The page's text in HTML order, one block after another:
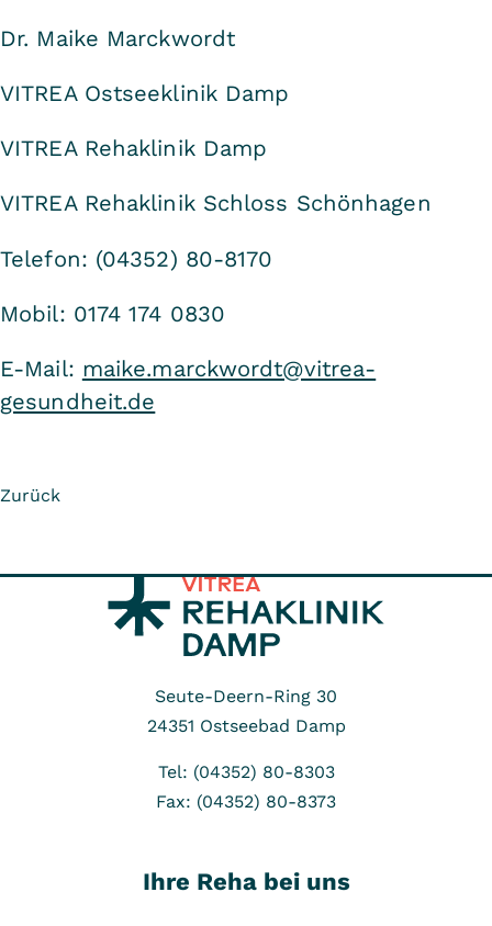
Dr. Maike Marckwordt
VITREA Ostseeklinik Damp
VITREA Rehaklinik Damp
VITREA Rehaklinik Schloss Schönhagen
Telefon: (04352) 80-8170
Mobil: 0174 174 0830
E-Mail: maike.marckwordt@vitrea-
gesundheit.de
Zurück
Seute-Deern-Ring 30
24351 Ostseebad Damp
Tel: (04352) 80-8303
Fax: (04352) 80-8373
Ihre Reha bei uns